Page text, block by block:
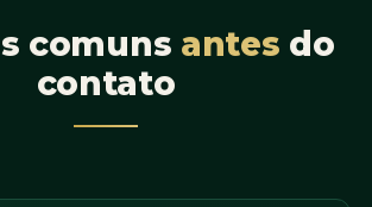
comuns antes do
contato